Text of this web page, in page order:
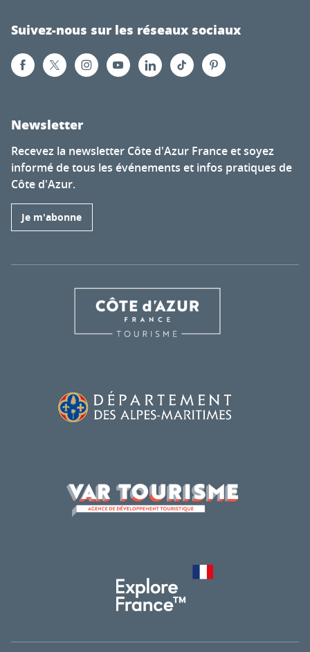
Suivez-nous sur les réseaux sociaux
Newsletter
Recevez la newsletter Côte d'Azur France et soyez
informé de tous les événements et infos pratiques de
Côte d'Azur.
Je m'abonne